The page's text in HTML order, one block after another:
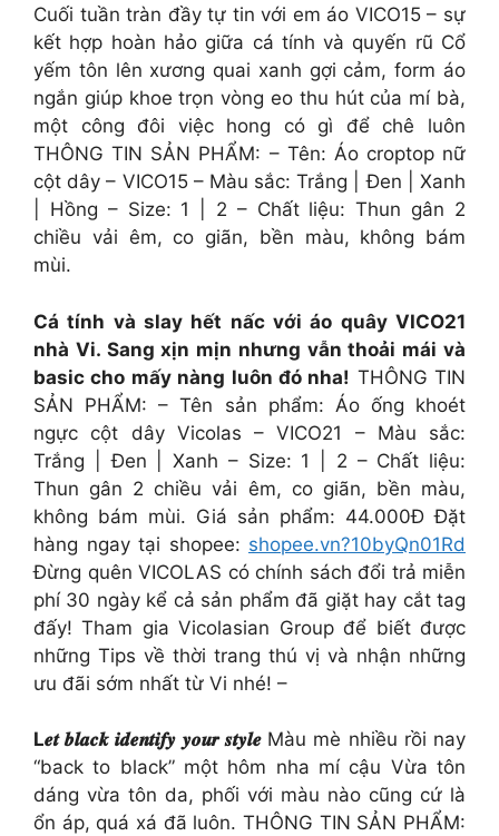
Cuối tuần tràn đầy tự tin với em áo VICO15 – sự
kết hợp hoàn hảo giữa cá tính và quyến rũ Cổ
yếm tôn lên xương quai xanh gợi cảm, form áo
ngắn giúp khoe trọn vòng eo thu hút của mí bà,
một công đôi việc hong có gì để chê luôn
THÔNG TIN SẢN PHẨM: – Tên: Áo croptop nữ
cột dây – VICO15 – Màu sắc: Trắng | Đen | Xanh
| Hồng – Size: 1 | 2 – Chất liệu: Thun gân 2
chiều vải êm, co giãn, bền màu, không bám
mùi.
Cá tính và slay hết nấc với áo quây VICO21
nhà Vi. Sang xịn mịn nhưng vẫn thoải mái và
basic cho mấy nàng luôn đó nha! THÔNG TIN
SẢN PHẨM: – Tên sản phẩm: Áo ống khoét
ngực cột dây Vicolas – VICO21 – Màu sắc:
Trắng | Đen | Xanh – Size: 1 | 2 – Chất liệu:
Thun gân 2 chiều vải êm, co giãn, bền màu,
không bám mùi. Giá sản phẩm: 44.000Đ Đặt
hàng ngay tại shopee: shopee.vn?10byQn01Rd
Đừng quên VICOLAS có chính sách đổi trả miễn
phí 30 ngày kể cả sản phẩm đã giặt hay cắt tag
đấy! Tham gia Vicolasian Group để biết được
những Tips về thời trang thú vị và nhận những
ưu đãi sớm nhất từ Vi nhé! –
L𝒆𝒕 𝒃𝒍𝒂𝒄𝒌 𝒊𝒅𝒆𝒏𝒕𝒊𝒇𝒚 𝒚𝒐𝒖𝒓 𝒔𝒕𝒚𝒍𝒆 Màu mè nhiều rồi nay
“back to black” một hôm nha mí cậu Vừa tôn
dáng vừa tôn da, phối với màu nào cũng cứ là
ổn áp, quá xá đã luôn. THÔNG TIN SẢN PHẨM: